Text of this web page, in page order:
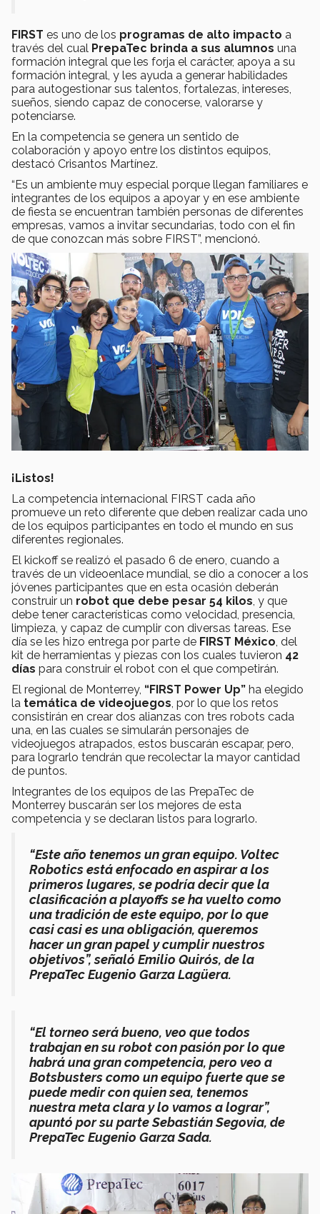
FIRST es uno de los programas de alto impacto a
través del cual PrepaTec brinda a sus alumnos una
formación integral que les forja el carácter, apoya a su
formación integral, y les ayuda a generar habilidades
para autogestionar sus talentos, fortalezas, intereses,
sueños, siendo capaz de conocerse, valorarse y
potenciarse.
En la competencia se genera un sentido de
colaboración y apoyo entre los distintos equipos,
destacó Crisantos Martínez.
“Es un ambiente muy especial porque llegan familiares e
integrantes de los equipos a apoyar y en ese ambiente
de fiesta se encuentran también personas de diferentes
empresas, vamos a invitar secundarias, todo con el fin
de que conozcan más sobre FIRST”, mencionó.
¡Listos!
La competencia internacional FIRST cada año
promueve un reto diferente que deben realizar cada uno
de los equipos participantes en todo el mundo en sus
diferentes regionales.
El kickoff se realizó el pasado 6 de enero, cuando a
través de un videoenlace mundial, se dio a conocer a los
jóvenes participantes que en esta ocasión deberán
construir un robot que debe pesar 54 kilos, y que
debe tener características como velocidad, presencia,
limpieza, y capaz de cumplir con diversas tareas. Ese
día se les hizo entrega por parte de FIRST México, del
kit de herramientas y piezas con los cuales tuvieron 42
días para construir el robot con el que competirán.
El regional de Monterrey, “FIRST Power Up” ha elegido
la temática de videojuegos, por lo que los retos
consistirán en crear dos alianzas con tres robots cada
una, en las cuales se simularán personajes de
videojuegos atrapados, estos buscarán escapar, pero,
para lograrlo tendrán que recolectar la mayor cantidad
de puntos.
Integrantes de los equipos de las PrepaTec de
Monterrey buscarán ser los mejores de esta
competencia y se declaran listos para lograrlo.
“Este año tenemos un gran equipo. Voltec
Robotics está enfocado en aspirar a los
primeros lugares, se podría decir que la
clasificación a playoffs se ha vuelto como
una tradición de este equipo, por lo que
casi casi es una obligación, queremos
hacer un gran papel y cumplir nuestros
objetivos”, señaló Emilio Quirós, de la
PrepaTec Eugenio Garza Lagüera.
“El torneo será bueno, veo que todos
trabajan en su robot con pasión por lo que
habrá una gran competencia, pero veo a
Botsbusters como un equipo fuerte que se
puede medir con quien sea, tenemos
nuestra meta clara y lo vamos a lograr”,
apuntó por su parte Sebastián Segovia, de
PrepaTec Eugenio Garza Sada.